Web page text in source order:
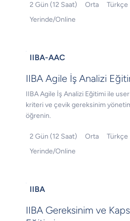
2 Gün (12 Saat)
Yerinde/Online
Orta Türkçe
IIBA-AAC
2 Gün (12 Saat)
Yerinde/Online
Orta Türkçe
IIBA Agile İş Analizi
IIBA Agile İş Analizi Eğitimi ile
kriteri ve çevik gereksinim
öğrenin.
IIBA
IIBA Gereksinim ve